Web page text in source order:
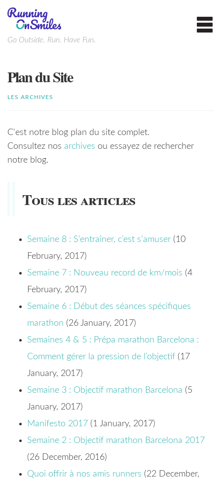
Go Outside. Run. Have Fun.
Plan du Site
LES ARCHIVES
C'est notre blog plan du site complet.
Consultez nos archives ou essayez de rechercher
notre blog.
Tous les articles
Semaine 8 : S’entraîner, c’est s’amuser (10
February, 2017)
Semaine 7 : Nouveau record de km/mois (4
February, 2017)
Semaine 6 : Début des séances spécifiques
marathon (26 January, 2017)
Semaines 4 & 5 : Prépa marathon Barcelona :
Comment gérer la pression de l’objectif (17
January, 2017)
Semaine 3 : Objectif marathon Barcelona (5
January, 2017)
Manifesto 2017 (1 January, 2017)
Semaine 2 : Objectif marathon Barcelona 2017
(26 December, 2016)
Quoi offrir à nos amis runners (22 December,